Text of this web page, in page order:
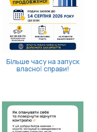
ветеранського бізнесу